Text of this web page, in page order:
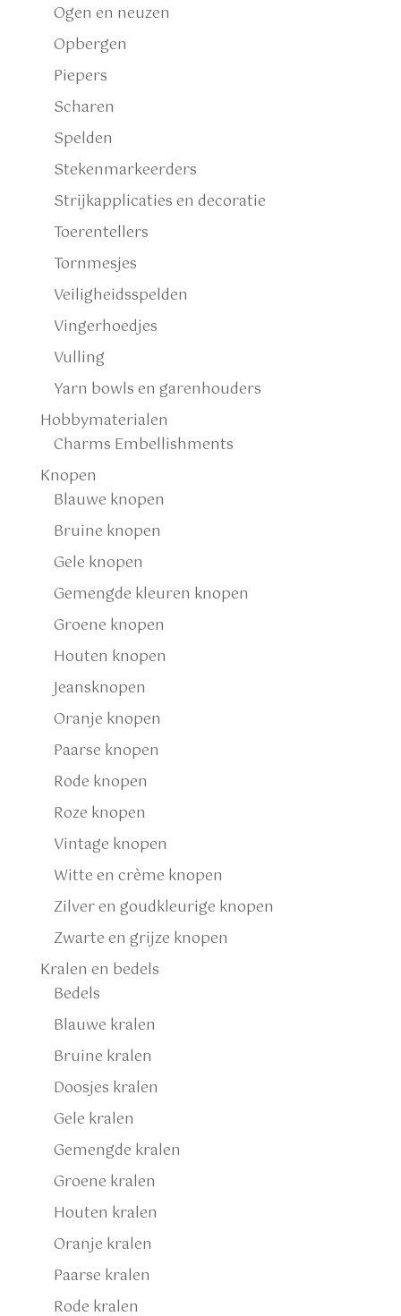
Ogen en neuzen
Opbergen
Piepers
Scharen
Spelden
Stekenmarkeerders
Strijkapplicaties en decoratie
Toerentellers
Tornmesjes
Veiligheidsspelden
Vingerhoedjes
Vulling
Yarn bowls en garenhouders
Hobbymaterialen
Charms Embellishments
Knopen
Blauwe knopen
Bruine knopen
Gele knopen
Gemengde kleuren knopen
Groene knopen
Houten knopen
Jeansknopen
Oranje knopen
Paarse knopen
Rode knopen
Roze knopen
Vintage knopen
Witte en crème knopen
Zilver en goudkleurige knopen
Zwarte en grijze knopen
Kralen en bedels
Bedels
Blauwe kralen
Bruine kralen
Doosjes kralen
Gele kralen
Gemengde kralen
Groene kralen
Houten kralen
Oranje kralen
Paarse kralen
Rode kralen